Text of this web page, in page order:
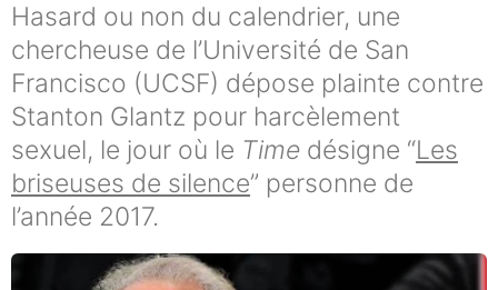
Hasard ou non du calendrier, une
chercheuse de l’Université de San
Francisco (UCSF) dépose plainte contre
Stanton Glantz pour harcèlement
sexuel, le jour où le Time désigne “Les
briseuses de silence” personne de
l’année 2017.